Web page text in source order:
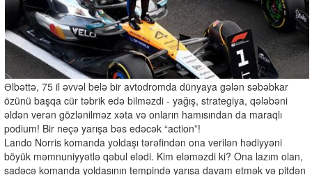
Əlbəttə, 75 il əvvəl belə bir avtodromda dünyaya gələn səbəbkar
özünü başqa cür təbrik edə bilməzdi - yağış, strategiya, qələbəni
əldən verən gözlənilməz xəta və onların hamısından da maraqlı
podium! Bir neçə yarışa bəs edəcək “action”!
Lando Norris komanda yoldaşı tərəfindən ona verilən hədiyyəni
böyük məmnuniyyətlə qəbul elədi. Kim eləməzdi ki? Ona lazım olan,
sadəcə komanda yoldaşının tempində yarışa davam etmək və pitdən